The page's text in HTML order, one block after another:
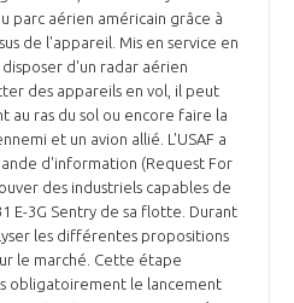
parc aérien américain grâce à
de l'appareil. Mis en service en
d'un radar aérien
des appareils en vol, il peut
au ras du sol ou encore faire la
et un avion allié. L'USAF a
d'information (Request For
des industriels capables de
E-3G Sentry de sa flotte. Durant
les différentes propositions
le marché. Cette étape
obligatoirement le lancement